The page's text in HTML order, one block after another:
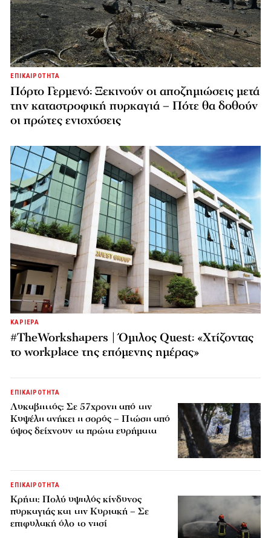
ΕΠΙΚΑΙΡΟΤΗΤΑ
Πόρτο Γερμενό: Ξεκινούν οι αποζημιώσεις μετά
την καταστροφική πυρκαγιά – Πότε θα δοθούν
οι πρώτες ενισχύσεις
ΚΑΡΙΕΡΑ
#TheWorkshapers | Όμιλος Quest: «Χτίζοντας
το workplace της επόμενης ημέρας»
ΕΠΙΚΑΙΡΟΤΗΤΑ
Λυκαβηττός: Σε 57χρονη από την
Κυψέλη ανήκει η σορός – Πτώση από
ύψος δείχνουν τα πρώτα ευρήματα
ΕΠΙΚΑΙΡΟΤΗΤΑ
Κρήτη: Πολύ υψηλός κίνδυνος
πυρκαγιάς και την Κυριακή – Σε
επιφυλακή όλο το νησί